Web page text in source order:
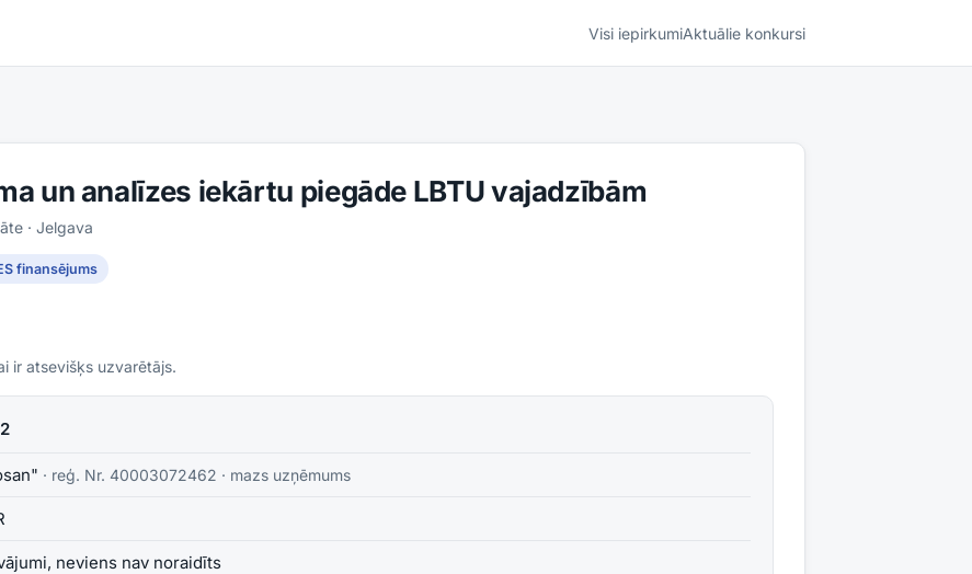
Visi iepirkumiAktuālie konkursi
un analīzes iekārtu piegāde LBTU vajadzībām
· Jelgava
finansējums
ir atsevišķs uzvarētājs.
· reģ. Nr. 40003072462 · mazs uzņēmums
neviens nav noraidīts